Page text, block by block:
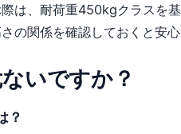
は、耐荷重450kgクラスを
の関係を確認しておくと安
いですか？
？